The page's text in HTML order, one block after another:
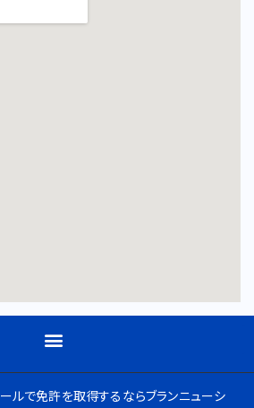
ルで免許を取得するならブランニューシ